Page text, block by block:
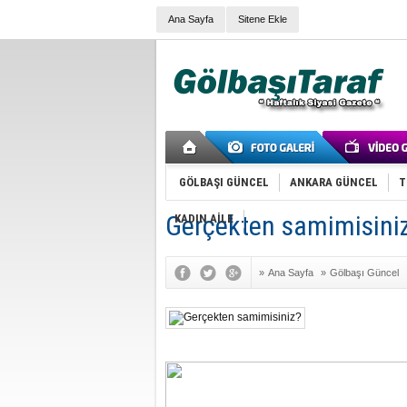
Ana Sayfa Sitene Ekle
GÖLBAŞI GÜNCEL ANKARA GÜNCEL
KADIN AİLE
Gerçekten
» Ana Sayfa » Gölbaşı Güncel